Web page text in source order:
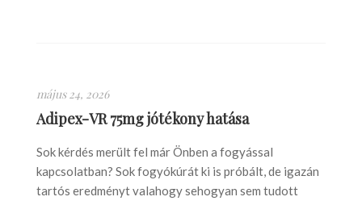
május 24, 2026
Adipex-VR 75mg jótékony hatása
Sok kérdés merült fel már Önben a fogyással
kapcsolatban? Sok fogyókúrát ki is próbált, de igazán
tartós eredményt valahogy sehogyan sem tudott